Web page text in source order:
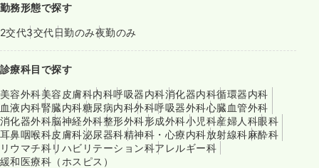
勤務形態で探す
2交代3交代日勤のみ夜勤のみ
診療科目で探す
美容外科美容皮膚科内科呼吸器内科消化器内科循環器内科
血液内科腎臓内科糖尿病内科外科呼吸器外科心臓血管外科
消化器外科脳神経外科整形外科形成外科小児科産婦人科眼科
耳鼻咽喉科皮膚科泌尿器科精神科・心療内科放射線科麻酔科
リウマチ科リハビリテーション科アレルギー科
緩和医療科（ホスピス）